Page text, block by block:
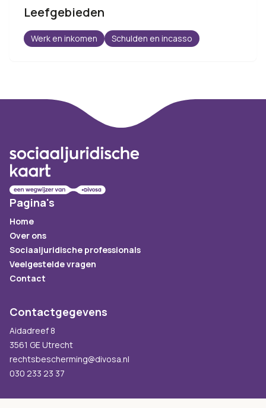
Leefgebieden
Werk en inkomen Schulden en incasso
Pagina's
Home
Over ons
Sociaaljuridische professionals
Veelgestelde vragen
Contact
Contactgegevens
Aidadreef 8
3561 GE Utrecht
rechtsbescherming@divosa.nl
030 233 23 37